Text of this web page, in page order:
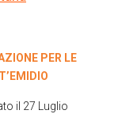
PER LE
il 27 Luglio